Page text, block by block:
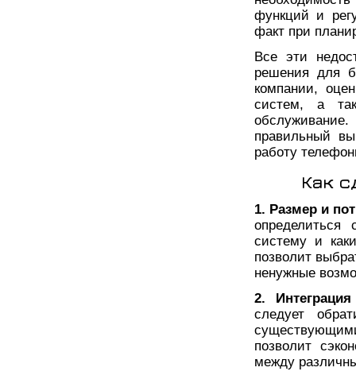
функций и
факт при
Все эти
решения для
компании,
систем, а
правильный
работу
Как
1. Размер и
определиться
систему и
позволит
ненужные
2.
следует
позволит
между